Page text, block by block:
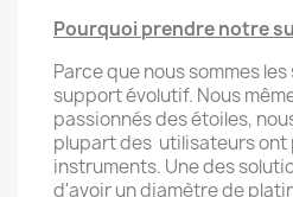
Pourquoi prendre notre
Parce que nous sommes
support évolutif. Nous
passionnés des étoiles,
plupart des utilisateurs ont
instruments. Une des
d'avoir un diamètre de